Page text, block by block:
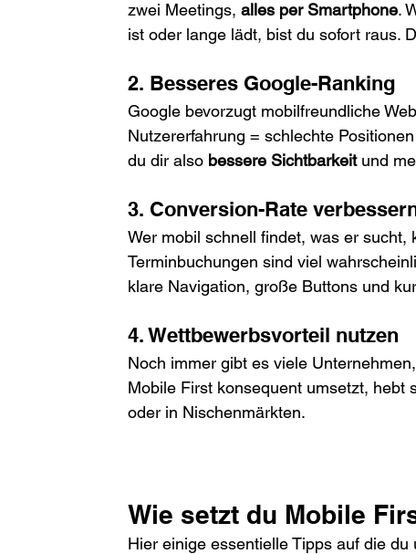
zwei Meetings, alles per Smartphone.
ist oder lange lädt, bist du sofort raus.
2. Besseres Google-Ranking
Google bevorzugt mobilfreundliche
Nutzererfahrung = schlechte
du dir also bessere Sichtbarkeit und
3. Conversion-Rate
Wer mobil schnell findet, was er
Terminbuchungen sind viel
klare Navigation, große Buttons und
4. Wettbewerbsvorteil nutzen
Noch immer gibt es viele
Mobile First konsequent umsetzt, hebt
oder in Nischenmärkten.
Wie setzt du Mobile
Hier einige essentielle Tipps auf die